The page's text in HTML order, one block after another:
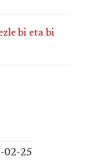
bi eta bi
02-25